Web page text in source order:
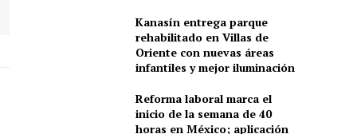
Kanasín entrega parque
rehabilitado en Villas de
Oriente con nuevas áreas
infantiles y mejor iluminación
Reforma laboral marca el
inicio de la semana de 40
horas en México; aplicación